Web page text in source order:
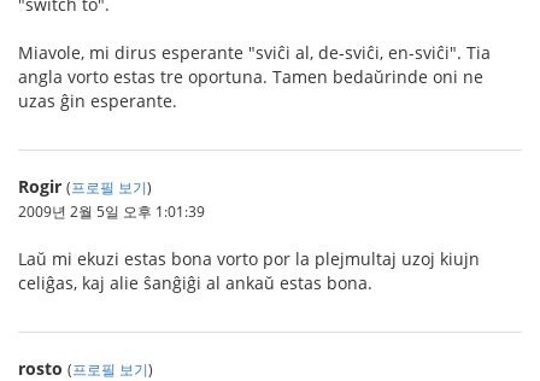
Miavole, mi dirus esperante "sviĉi al, de-sviĉi, en-sviĉi". Tia
angla vorto estas tre oportuna. Tamen bedaŭrinde oni ne
uzas ĝin esperante.
Rogir (프로필 보기)
2009년 2월 5일 오후 1:01:39
Laŭ mi ekuzi estas bona vorto por la plejmultaj uzoj kiujn
celiĝas, kaj alie ŝanĝiĝi al ankaŭ estas bona.
rosto (프로필 보기)